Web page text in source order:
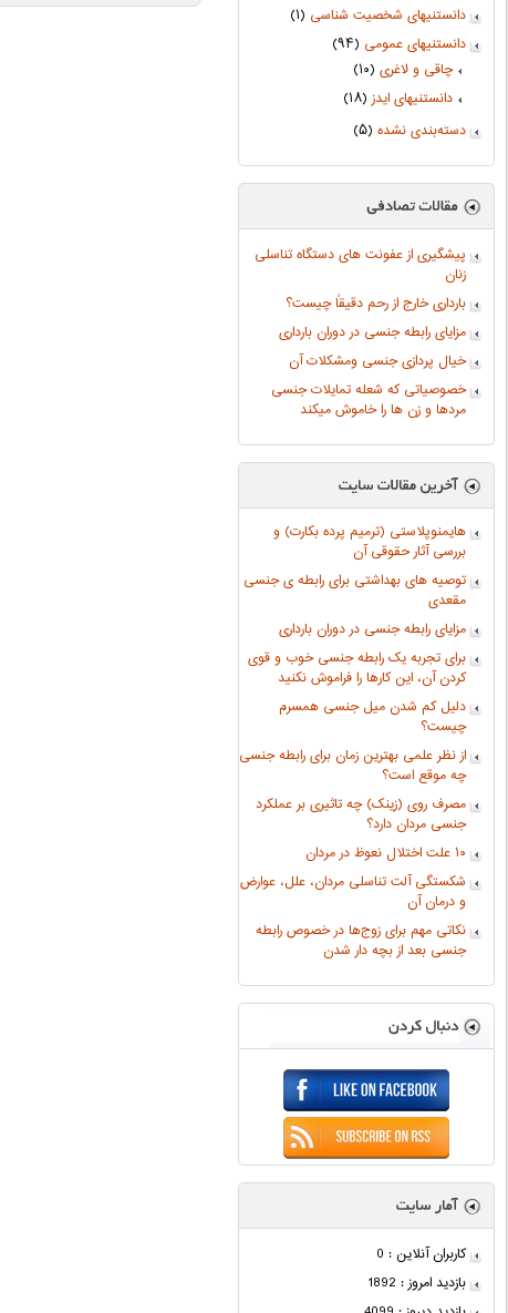
دانستنیهای شخصیت شناسی (۱)
دانستنیهای عمومی (۹۴)
چاقی و لاغری (۱۰)
دانستنیهای ایدز(۱۸)
دسته‌بندی نشده (۵)
پیشگیری از عفونت های دستگاه تناسلی
زنان
بارداری خارج از رحم دقیقاً چیست؟
مزایای رابطه جنسی در دوران بارداری
خیال پردازی جنسی ومشكلات آن
خصوصیاتی که شعله تمایلات جنسی
مردها و زن ها را خاموش میکند
هایمنوپلاستی (ترمیم پرده بکارت) و
بررسی آثار حقوقی آن
توصیه های بهداشتی برای رابطه ی جنسی
مقعدی
مزایای رابطه جنسی در دوران بارداری
برای تجربه یک رابطه جنسی خوب و قوی
کردن آن، این کارها را فراموش نکنید
دلیل کم شدن میل جنسی همسرم
چیست؟
از نظر علمی بهترین زمان برای رابطه جنسی
چه موقع است؟
مصرف روی (زینک) چه تاثیری بر عملکرد
جنسی مردان دارد؟
۱۰ علت اختلال نعوظ در مردان
شکستگی آلت تناسلی مردان، علل، عوارض
و درمان آن
نکاتی مهم برای زوج‌ها در خصوص رابطه
جنسی بعد از بچه دار شدن
کاربران آنلاین : 0
بازدید امروز : 1892